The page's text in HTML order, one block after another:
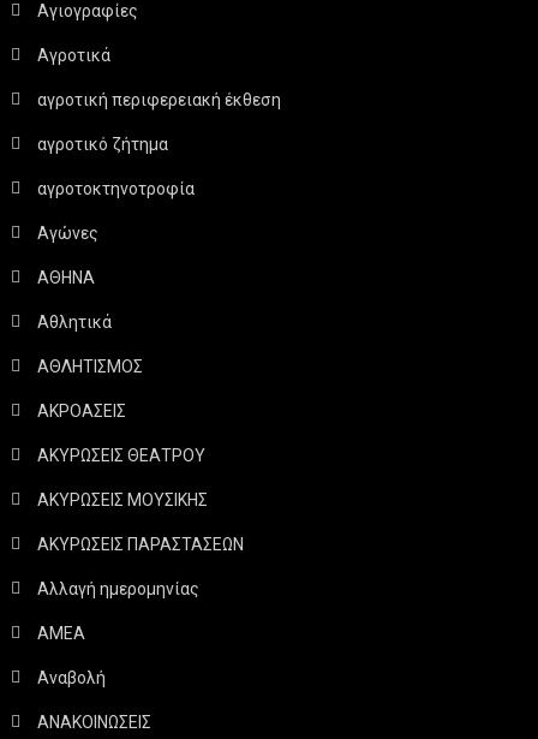
Αγιογραφίες
Αγροτικά
αγροτική περιφερειακή έκθεση
αγροτικό ζήτημα
αγροτοκτηνοτροφία
Αγώνες
ΑΘΗΝΑ
Αθλητικά
ΑΘΛΗΤΙΣΜΟΣ
ΑΚΡΟΑΣΕΙΣ
ΑΚΥΡΩΣΕΙΣ ΘΕΑΤΡΟΥ
ΑΚΥΡΩΣΕΙΣ ΜΟΥΣΙΚΗΣ
ΑΚΥΡΩΣΕΙΣ ΠΑΡΑΣΤΑΣΕΩΝ
Αλλαγή ημερομηνίας
ΑΜΕΑ
Αναβολή
ΑΝΑΚΟΙΝΩΣΕΙΣ